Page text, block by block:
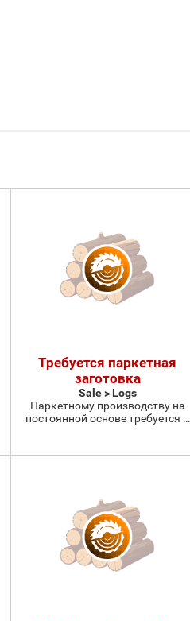
Требуется паркетная
заготовка
Sale > Logs
Паркетному производству на
постоянной основе требуется …